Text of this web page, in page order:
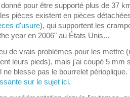
pour être supporté plus de 37
pièces existent en pièces
d'usure), qui supportent les
year en 2006" au États Unis...
de vrais problèmes pour les mettre
leurs pieds), mais j'ai coupé 5 mm
ne blesse pas le bourrelet périoplique.
sur le sujet ici.